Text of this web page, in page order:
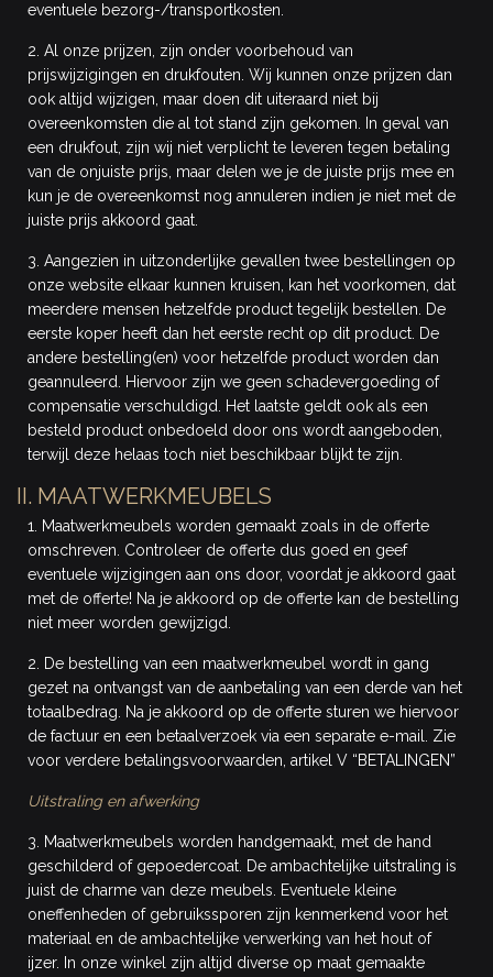
eventuele bezorg-/transportkosten.
2. Al onze prijzen, zijn onder voorbehoud van
prijswijzigingen en drukfouten. Wij kunnen onze prijzen dan
ook altijd wijzigen, maar doen dit uiteraard niet bij
overeenkomsten die al tot stand zijn gekomen. In geval van
een drukfout, zijn wij niet verplicht te leveren tegen betaling
van de onjuiste prijs, maar delen we je de juiste prijs mee en
kun je de overeenkomst nog annuleren indien je niet met de
juiste prijs akkoord gaat.
3. Aangezien in uitzonderlijke gevallen twee bestellingen op
onze website elkaar kunnen kruisen, kan het voorkomen, dat
meerdere mensen hetzelfde product tegelijk bestellen. De
eerste koper heeft dan het eerste recht op dit product. De
andere bestelling(en) voor hetzelfde product worden dan
geannuleerd. Hiervoor zijn we geen schadevergoeding of
compensatie verschuldigd. Het laatste geldt ook als een
besteld product onbedoeld door ons wordt aangeboden,
terwijl deze helaas toch niet beschikbaar blijkt te zijn.
II. MAATWERKMEUBELS
1. Maatwerkmeubels worden gemaakt zoals in de offerte
omschreven. Controleer de offerte dus goed en geef
eventuele wijzigingen aan ons door, voordat je akkoord gaat
met de offerte! Na je akkoord op de offerte kan de bestelling
niet meer worden gewijzigd.
2. De bestelling van een maatwerkmeubel wordt in gang
gezet na ontvangst van de aanbetaling van een derde van het
totaalbedrag. Na je akkoord op de offerte sturen we hiervoor
de factuur en een betaalverzoek via een separate e-mail. Zie
voor verdere betalingsvoorwaarden, artikel V “BETALINGEN”
Uitstraling en afwerking
3. Maatwerkmeubels worden handgemaakt, met de hand
geschilderd of gepoedercoat. De ambachtelijke uitstraling is
juist de charme van deze meubels. Eventuele kleine
oneffenheden of gebruikssporen zijn kenmerkend voor het
materiaal en de ambachtelijke verwerking van het hout of
ijzer. In onze winkel zijn altijd diverse op maat gemaakte